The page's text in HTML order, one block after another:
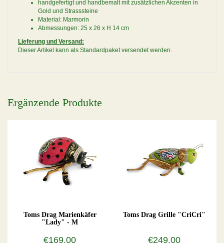
handgefertigt und handbemalt mit zusätzlichen Akzenten in
Gold und Strasssteine
Material: Marmorin
Abmessungen: 25 x 26 x H 14 cm
Lieferung und Versand:
Dieser Artikel kann als Standardpaket versendet werden.
Ergänzende Produkte
Toms Drag Marienkäfer
"Lady" - M
€169,00
Toms Drag Grille "CriCri"
€249,00